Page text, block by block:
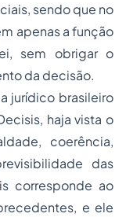
sendo que no
apenas a função
sem obrigar o
da decisão.
jurídico brasileiro
haja vista o
coerência,
das
corresponde ao
e ele